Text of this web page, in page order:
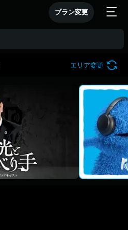
プラン変更
エリア変更